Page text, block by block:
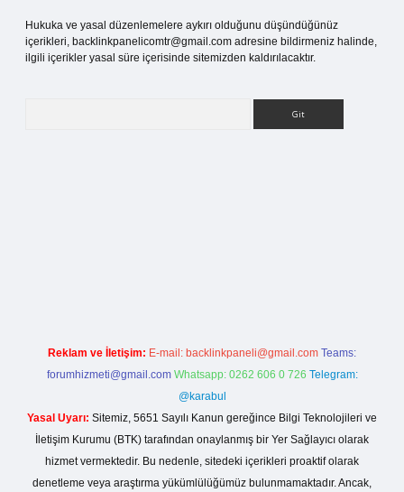
Hukuka ve yasal düzenlemelere aykırı olduğunu düşündüğünüz
içerikleri, backlinkpanelicomtr@gmail.com adresine bildirmeniz halinde,
ilgili içerikler yasal süre içerisinde sitemizden kaldırılacaktır.
Reklam ve İletişim: E-mail: backlinkpaneli@gmail.com Teams:
forumhizmeti@gmail.com Whatsapp: 0262 606 0 726 Telegram:
@karabul
Yasal Uyarı: Sitemiz, 5651 Sayılı Kanun gereğince Bilgi Teknolojileri ve
İletişim Kurumu (BTK) tarafından onaylanmış bir Yer Sağlayıcı olarak
hizmet vermektedir. Bu nedenle, sitedeki içerikleri proaktif olarak
denetleme veya araştırma yükümlülüğümüz bulunmamaktadır. Ancak,